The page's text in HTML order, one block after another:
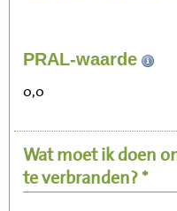
PRAL-waarde
0,0
Wat moet ik doen
te verbranden? *
Zitten, tv kijken
Wandelen (5 km/uur)